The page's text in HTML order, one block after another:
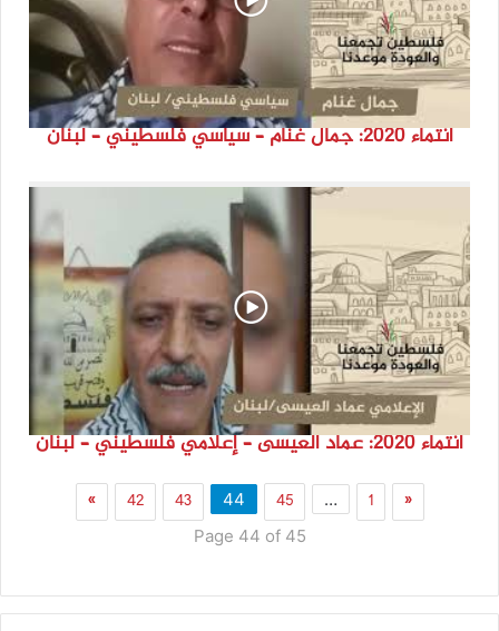
انتماء 2020: جمال غنام – سياسي فلسطيني – لبنان
انتماء 2020: عماد العيسى – إعلامي فلسطيني – لبنان
«
1
…
42 43 44 45
»
Page 44 of 45